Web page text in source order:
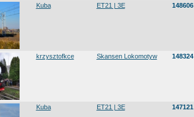
Kuba ET21 | 3E 148606
krzysztofkce Skansen Lokomotyw 148324
Kuba ET21 | 3E 147121